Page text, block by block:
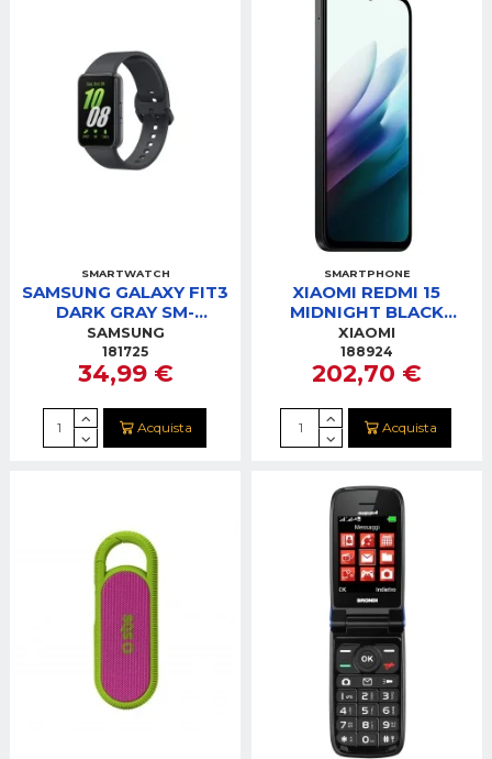
SMARTWATCH
SAMSUNG GALAXY FIT3
DARK GRAY SM-
R390NZA
SAMSUNG
181725
34,99 €
Acquista
SMARTPHONE
XIAOMI REDMI 15
MIDNIGHT BLACK
8/256GB
XIAOMI
188924
202,70 €
Acquista